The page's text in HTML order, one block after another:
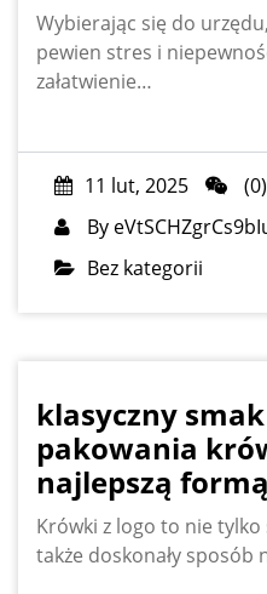
Wybierając się do
pewien stres i
załatwienie…
11 lut, 2025
By
Bez kategorii
klasyczny
pakowania
najlepszą
Krówki z logo to nie tylko
także doskonały